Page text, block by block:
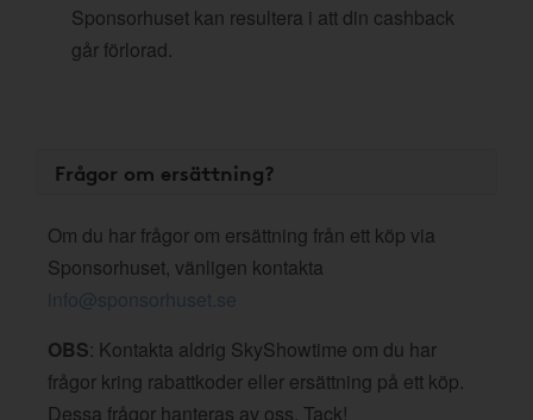
Sponsorhuset kan resultera i att din cashback
går förlorad.
Frågor om ersättning?
Om du har frågor om ersättning från ett köp via
Sponsorhuset, vänligen kontakta
info@sponsorhuset.se
OBS: Kontakta aldrig SkyShowtime om du har
frågor kring rabattkoder eller ersättning på ett köp.
Dessa frågor hanteras av oss. Tack!